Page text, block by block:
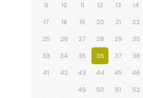
9
10 11 12 13 14
17
18 19 20 21 22
25
26 27 28 29 30
33
34 35 36 37 38
41
42 43 44 45 46
49
50 51 52